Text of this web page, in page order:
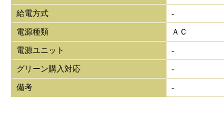
給電方式 -
電源種類 ＡＣ
電源ユニット -
グリーン購入対応 -
備考 -